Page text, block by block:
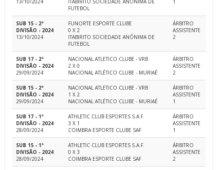
13/10/2024
ITABIRITO SOCIEDADE ANÔNIMA DE
FUTEBOL
1
SUB 15 - 2ª
DIVISÃO - 2024
13/10/2024
FUNORTE ESPORTE CLUBE
0 X 2
ITABIRITO SOCIEDADE ANÔNIMA DE
FUTEBOL
ÁRBITRO
ASSISTENTE
2
SUB 17 - 2ª
DIVISÃO - 2024
29/09/2024
NACIONAL ATLETICO CLUBE - VRB
2 X 0
NACIONAL ATLÉTICO CLUBE - MURIAÉ
ÁRBITRO
ASSISTENTE
2
SUB 15 - 2ª
DIVISÃO - 2024
29/09/2024
NACIONAL ATLETICO CLUBE - VRB
1 X 2
NACIONAL ATLÉTICO CLUBE - MURIAÉ
ÁRBITRO
ASSISTENTE
1
SUB 17 - 1ª
DIVISÃO - 2024
28/09/2024
ATHLETIC CLUB ESPORTES S.A.F.
3 X 1
COIMBRA ESPORTE CLUBE SAF
ÁRBITRO
ASSISTENTE
1
SUB 15 - 1ª
DIVISÃO - 2024
28/09/2024
ATHLETIC CLUB ESPORTES S.A.F.
0 X 3
COIMBRA ESPORTE CLUBE SAF
ÁRBITRO
ASSISTENTE
2